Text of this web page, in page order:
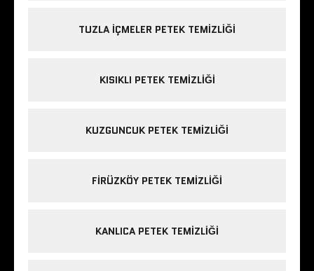
TUZLA IÇMELER PETEK TEMIZLIĞI
KISIKLI PETEK TEMIZLIĞI
KUZGUNCUK PETEK TEMIZLIĞI
FIRÜZKÖY PETEK TEMIZLIĞI
KANLICA PETEK TEMIZLIĞI